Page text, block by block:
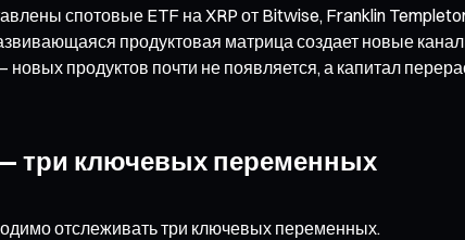
спотовые ETF на XRP от Bitwise, Franklin
продуктовая матрица создает новые
продуктов почти не появляется, а капитал
— три ключевых переменных
отслеживать три ключевых переменных.